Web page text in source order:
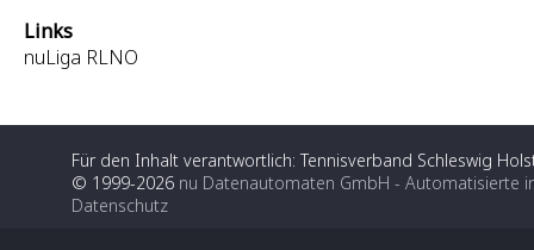
Links
nuLiga RLNO
Für den Inhalt verantwortlich: Tennisverband Schleswig
© 1999-2026 nu Datenautomaten GmbH - Automatisierte
Datenschutz